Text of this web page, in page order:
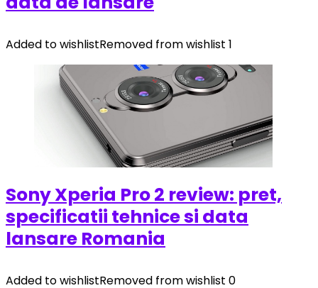
Added to wishlistRemoved from wishlist 1
Sony Xperia Pro 2 review: pret,
specificatii tehnice si data
lansare Romania
Added to wishlistRemoved from wishlist 0